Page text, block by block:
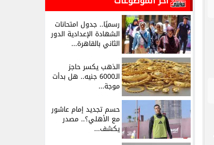
رسميًا.. جدول امتحانات
الشهادة الإعدادية الدور
الثاني بالقاهرة...
الذهب يكسر حاجز
الـ6000 جنيه.. هل بدأت
موجة...
حسم تجديد إمام عاشور
مع الأهلي؟.. مصدر
يكشف...